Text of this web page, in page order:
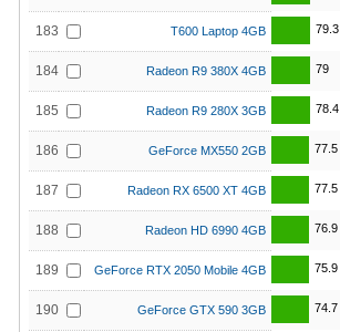
183 T600 Laptop 4GB 79.3
184 Radeon R9 380X 4GB 79
185 Radeon R9 280X 3GB 78.4
186 GeForce MX550 2GB 77.5
187 Radeon RX 6500 XT 4GB 77.5
188 Radeon HD 6990 4GB 76.9
189 GeForce RTX 2050 Mobile 4GB 75.9
190 GeForce GTX 590 3GB 74.7